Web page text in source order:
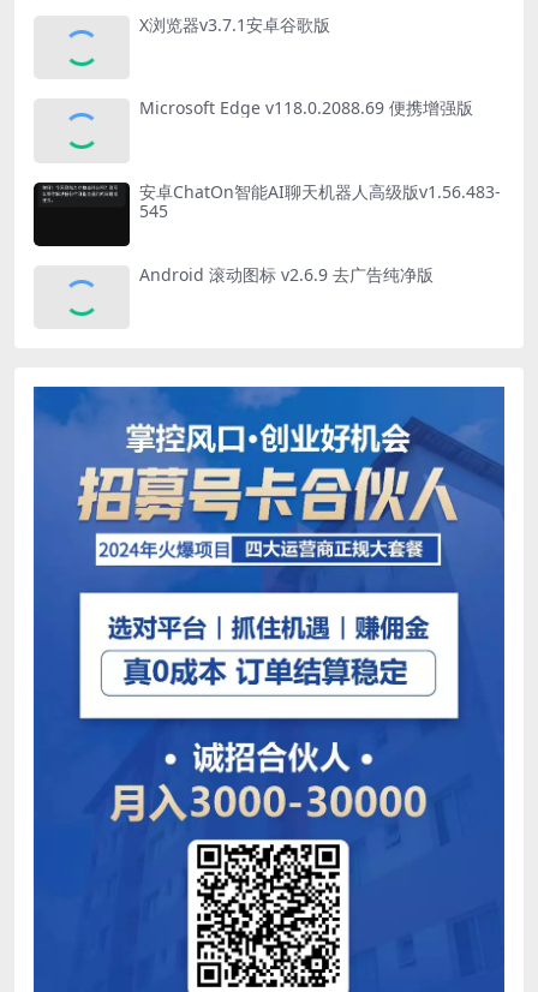
X浏览器v3.7.1安卓谷歌版
Microsoft Edge v118.0.2088.69 便携增强版
安卓ChatOn智能AI聊天机器人高级版v1.56.483-
545
Android 滚动图标 v2.6.9 去广告纯净版